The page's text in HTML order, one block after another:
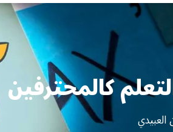
كالمحترفين